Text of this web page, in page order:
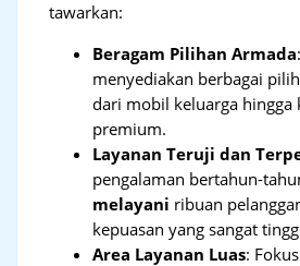
tawarkan:
Beragam Pilihan Armada
menyediakan berbagai
dari mobil keluarga hingga
premium.
Layanan Teruji dan
pengalaman bertahun-
melayani ribuan
kepuasan yang sangat
Area Layanan Luas: